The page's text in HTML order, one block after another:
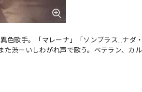
色歌手。「マレーナ」「ソンブラス…ナダ
渋ーいしわがれ声で歌う。ベテラン、カ